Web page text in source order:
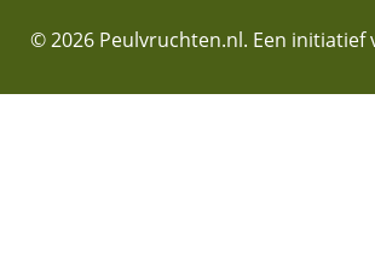
© 2026 Peulvruchten.nl. Een initiatief